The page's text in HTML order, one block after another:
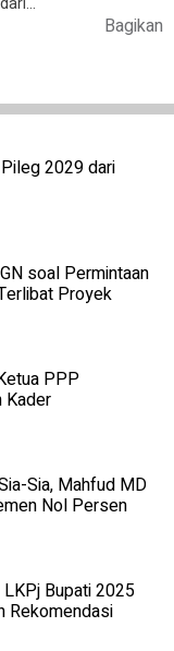
2029 dari
soal Permintaan
Proyek
PPP
Kader
Sia, Mahfud MD
Nol Persen
Bupati 2025
Rekomendasi
Bagikan